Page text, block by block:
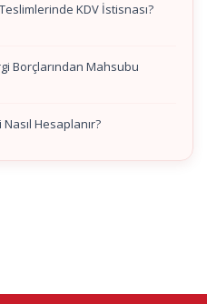
KDV İstisnası?
Borçlarından Mahsubu
Hesaplanır?